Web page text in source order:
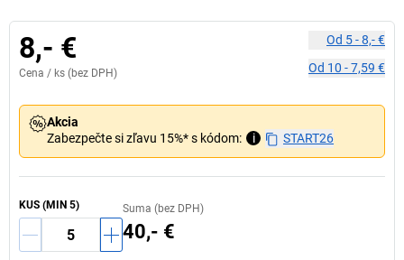
8,- €
Cena / ks (bez DPH)
Od 5-8,- €
Od 10 -7,59 €
Akcia
Zabezpečte si zľavu 15%* s kódom:
i START26
KUS (MIN 5) Suma (bez DPH)
40,- €